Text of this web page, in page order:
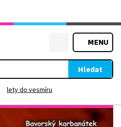
MENU
Hledat
lety do vesmíru